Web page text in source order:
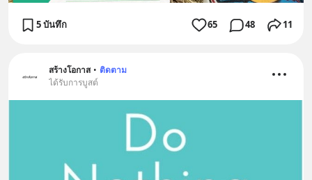
5 บันทึก 65 48 11
สร้างโอกาส • ติดตาม
ได้รับการบูสต์